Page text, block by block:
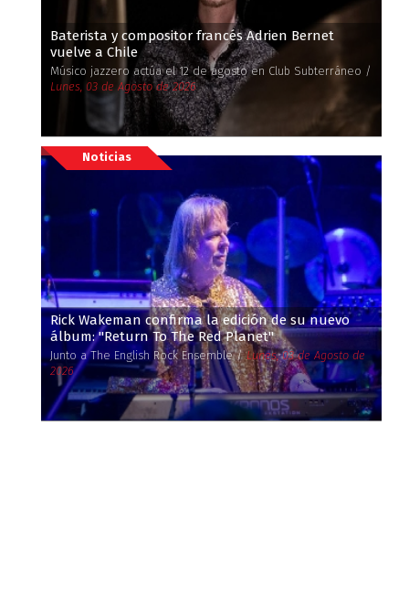
Baterista y compositor francés Adrien Bernet
vuelve a Chile
Músico jazzero actúa el 12 de agosto en Club Subterráneo /
Lunes, 03 de Agosto de 2026
Noticias
Rick Wakeman confirma la edición de su nuevo
álbum: ''Return To The Red Planet''
Junto a The English Rock Ensemble /Lunes, 03 de Agosto de
2026